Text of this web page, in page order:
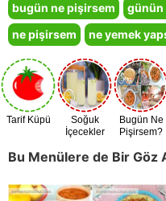
bugün ne pişirsem
günün
ne pişirsem
ne yemek
Tarif Küpü
Soğuk
İçecekler
Bugün Ne
Pişirsem?
Bu Menülere de Bir Göz